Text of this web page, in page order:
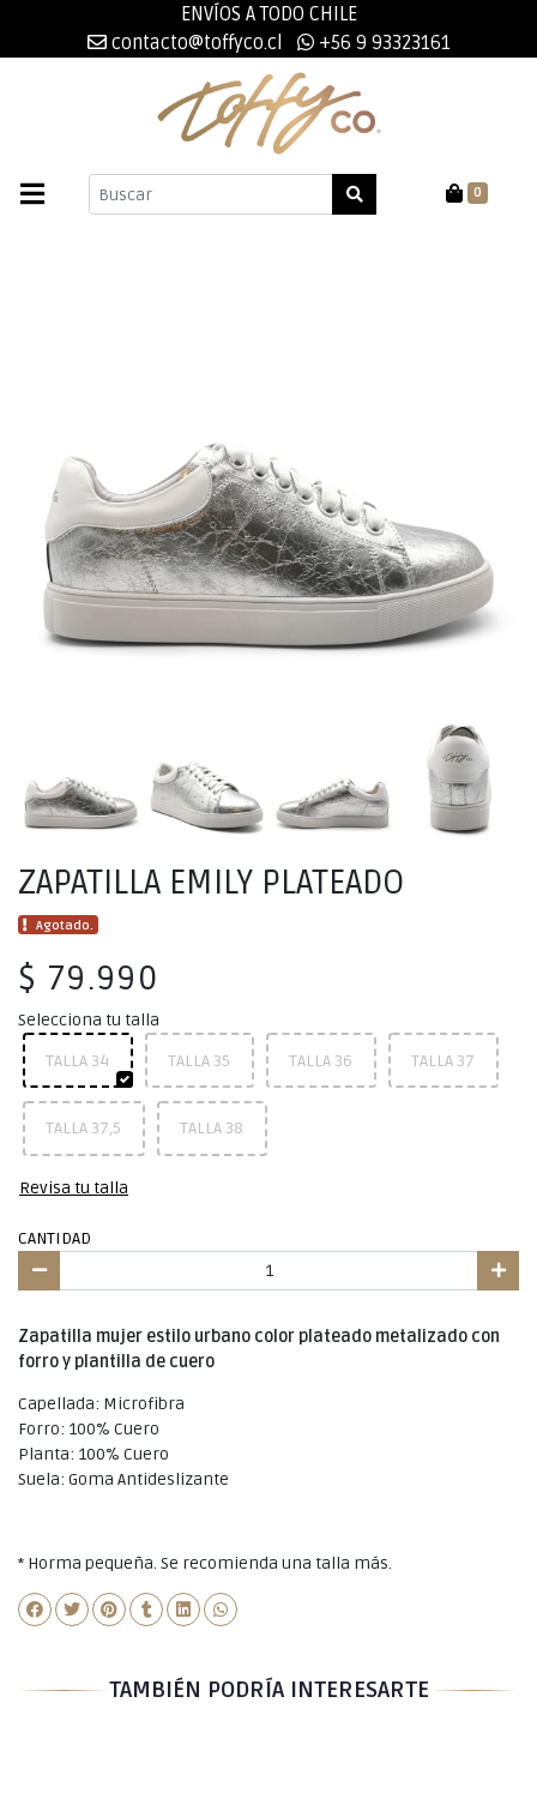
ENVÍOS A TODO CHILE
contacto@toffyco.cl
+56 9 93323161
0
ZAPATILLA EMILY PLATEADO
Agotado.
$ 79.990
Selecciona tu talla
TALLA 34
TALLA 35 TALLA 36 TALLA 37
TALLA 37,5 TALLA 38
Revisa tu talla
CANTIDAD
Zapatilla mujer estilo urbano color plateado metalizado con
forro y plantilla de cuero
Capellada: Microfibra
Forro: 100% Cuero
Planta: 100% Cuero
Suela: Goma Antideslizante
* Horma pequeña. Se recomienda una talla más.
TAMBIÉN PODRÍA INTERESARTE